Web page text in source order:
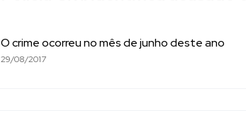
O crime ocorreu no mês de junho deste ano
29/08/2017